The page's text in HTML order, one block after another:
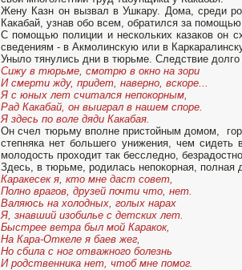
Жену Казн он вызвал в Ушкару. Дома, среди
Какабай, узнав обо всем, обратился за
С помощью полиции и нескольких казаков он
сведениям - в Акмолинскую или в
Уныло тянулись дни в тюрьме. Следствие долго
Сижу в тюрьме, смотрю в окно на зори
И смерти жду, придет, наверно, вскоре...
Я с юных лет считался непокорным,
Рад Какабай, он выиграл в нашем споре.
Я здесь по воле дяди Какабая.
Он счел тюрьму вполне пристойным домом,
степняка нет большего унижения, чем
молодость проходит так бесследно,
Здесь, в тюрьме, родилась непокорная, полная
Каракесек я, кто мне даст совет,
Полно врагов, друзей почти что, нет.
Валяюсь на холодных, голых нарах
Я, знавший изобилье с детских лет.
Быстрее ветра был мой Каракок,
На Кара-Откеле я баев жег,
Но сбила с ног отважного болезнь
И родственника нет, чтоб мне помог